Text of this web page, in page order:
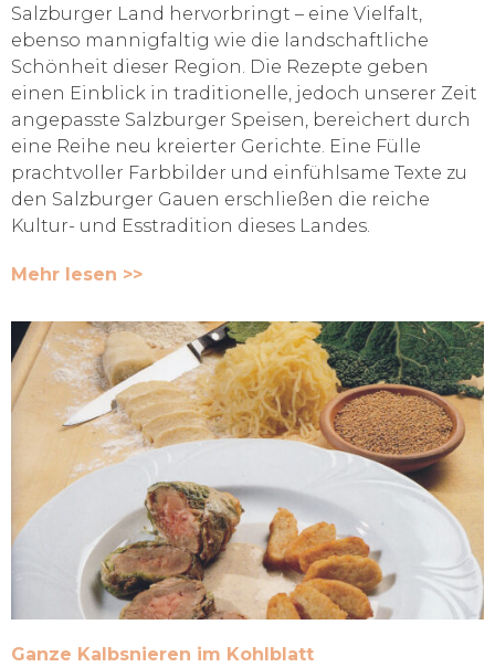
Salzburger Land hervorbringt – eine Vielfalt,
ebenso mannigfaltig wie die landschaftliche
Schönheit dieser Region. Die Rezepte geben
einen Einblick in traditionelle, jedoch unserer Zeit
angepasste Salzburger Speisen, bereichert durch
eine Reihe neu kreierter Gerichte. Eine Fülle
prachtvoller Farbbilder und einfühlsame Texte zu
den Salzburger Gauen erschließen die reiche
Kultur- und Esstradition dieses Landes.
Mehr lesen >>
Ganze Kalbsnieren im Kohlblatt